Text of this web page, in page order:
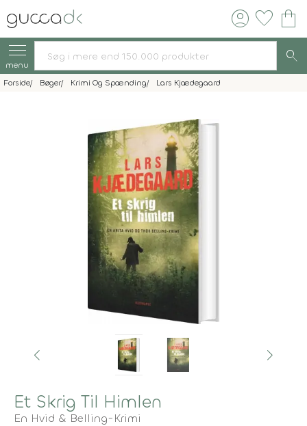
account_circle favorite shopping_bag
menu search
Forside Bøger Krimi Og Spænding Lars Kjædegaard
Et Skrig Til Himlen
En Hvid & Belling-Krimi